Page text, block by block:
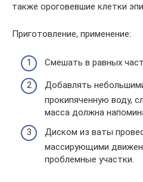
также ороговевшие клетки
Приготовление, применение:
Смешать в равных
Добавлять
прокипяченную воду,
масса должна
Диском из ваты
массирующими
проблемные участки.